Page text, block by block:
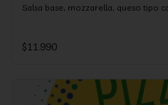
Salsa base, mozzarella, queso tipo
$11.990